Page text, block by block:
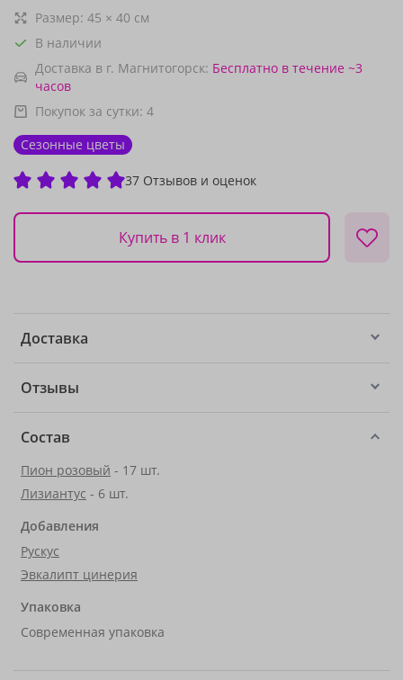
Размер: 45 × 40 см
В наличии
Доставка в г. Магнитогорск: Бесплатно в течение ~3
часов
Покупок за сутки: 4
Сезонные цветы
37 Отзывов и оценок
Купить в 1 клик
Доставка
Отзывы
Состав
Пион розовый - 17 шт.
Лизиантус - 6 шт.
Добавления
Рускус
Эвкалипт цинерия
Упаковка
Современная упаковка